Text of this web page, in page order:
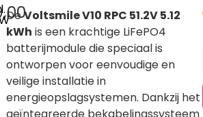
DeVoltsmile V10 RPC 51.2V 5.12
kWh is een krachtige LiFePO4
batterijmodule die speciaal is
ontworpen voor eenvoudige en
veilige installatie in
energieopslagsystemen. Dankzij het